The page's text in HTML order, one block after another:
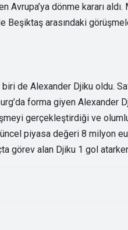
Avrupa’ya dönme kararı
Beşiktaş arasındaki
de Alexander Djiku oldu.
forma giyen Alexander
gerçekleştirdiği ve
piyasa değeri 8 milyon
görev alan Djiku 1 gol